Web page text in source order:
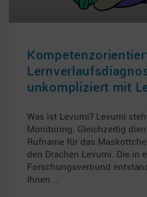
unkompliziert mit
Was ist Levumi? Levumi
Monitoring. Gleichzeitig
Rufname für das
den Drachen Levumi. Die in
Forschungsverbund
Ihnen